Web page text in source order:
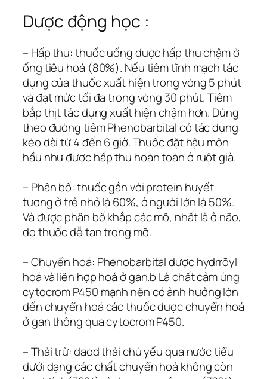
Dược động học :
– Hấp thu: thuốc uống được hấp thu chậm ở
ống tiêu hoá (80%). Nếu tiêm tĩnh mạch tác
dụng của thuốc xuất hiện trong vòng 5 phút
và đạt mức tối đa trong vòng 30 phút. Tiêm
bắp thịt tác dụng xuất hiện chậm hơn. Dùng
theo đường tiêm Phenobarbital có tác dụng
kéo dài từ 4 đến 6 giờ. Thuốc đặt hậu môn
hầu như được hấp thu hoàn toàn ở ruột già.
– Phân bố: thuốc gắn với protein huyết
tương ở trẻ nhỏ là 60%, ở người lớn là 50%.
Và được phân bố khắp các mô, nhất là ở não,
do thuốc dễ tan trong mỡ.
– Chuyển hoá: Phenobarbital được hydrrõyl
hoá và liên hợp hoá ở gan.b Là chất cảm ứng
cytocrom P450 mạnh nên có ảnh hưởng lớn
đến chuyển hoá các thuốc được chuyển hoá
ở gan thông qua cytocrom P450.
– Thải trừ: đaod thải chủ yếu qua nước tiểu
dưới dạng các chất chuyển hoá không còn